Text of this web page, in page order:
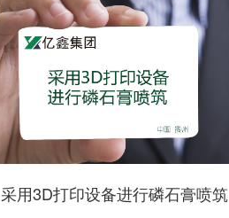
采用3D打印设备进行磷石膏喷筑